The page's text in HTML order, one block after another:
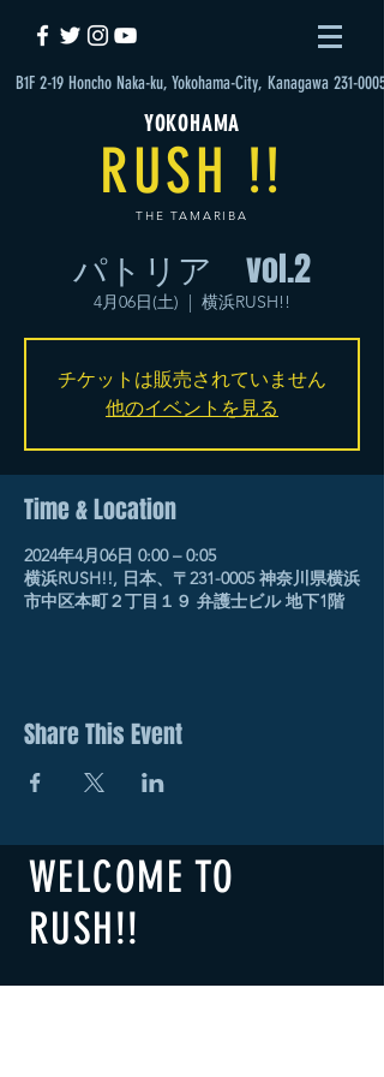
B1F 2-19 Honcho Naka-ku, Yokohama-City, Kanagawa 231-0005
YOKOHAMA
RUSH !!
THE TAMARIBA
パトリア vol.2
4月06日(土)
  |
横浜RUSH!!
チケットは販売されていません
他のイベントを見る
Time & Location
2024年4月06日 0:00 – 0:05
横浜RUSH!!, 日本、〒231-0005 神奈川県横浜
市中区本町２丁目１９ 弁護士ビル 地下1階
Share This Event
WELCOME TO
RUSH!!